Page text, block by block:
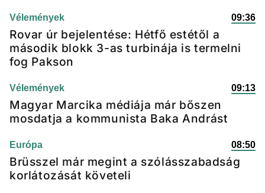
Vélemények 09:36
Rovar úr bejelentése: Hétfő estétől a
második blokk 3-as turbinája is termelni
fog Pakson
Vélemények 09:13
Magyar Marcika médiája már bőszen
mosdatja a kommunista Baka Andrást
Európa 08:50
Brüsszel már megint a szólásszabadság
korlátozását követeli